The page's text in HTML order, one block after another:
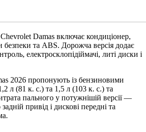
Damas включає кондиціонер,
безпеки та ABS. Дорожча версія додає
електросклопідіймачі, литі диски і
2026 пропонують із бензиновими
л (81 к. с.) та 1,5 л (103 к. с.) та
пального у потужнішій версії —
привід і дискові передні та